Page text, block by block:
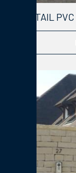
PORTAIL PVC